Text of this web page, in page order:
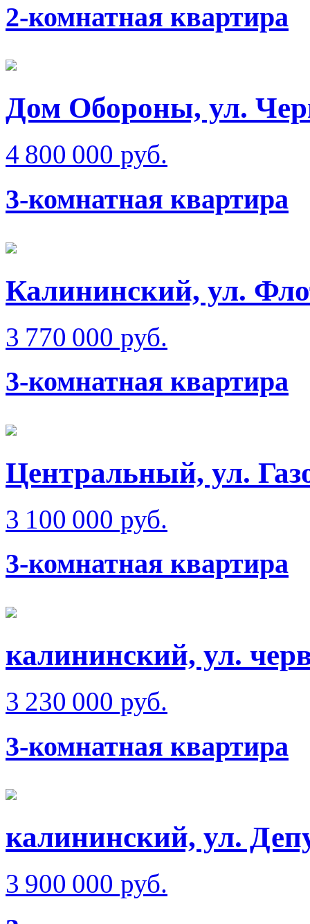
2-комнатная квартира
Дом Обороны, ул.
4 800 000 руб.
3-комнатная квартира
Калининский, ул.
3 770 000 руб.
3-комнатная квартира
Центральный, ул.
3 100 000 руб.
3-комнатная квартира
калининский, ул.
3 230 000 руб.
3-комнатная квартира
калининский, ул.
3 900 000 руб.